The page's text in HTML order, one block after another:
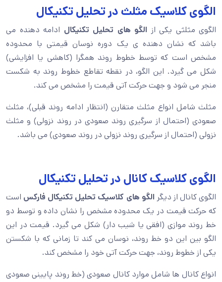
الگوی کلاسیک مثلث در تحلیل تکنیکال
الگوی مثلثی یکی از الگو های تحلیل تکنیکال ادامه دهنده می
باشد که نشان دهنده ی یک دوره نوسان قیمتی با محدوده
مشخص است که توسط خطوط روند همگرا (کاهشی یا افزایشی)
شکل می گیرد. این الگو، در نقطه تقاطع خطوط روند به شکست
منجر می شود و جهت حرکت آتی قیمت را مشخص می کند.
مثلث شامل انواع مثلث متقارن (انتظار ادامه روند قبلی)، مثلث
صعودی (احتمال از سرگیری روند صعودی در روند نزولی) و مثلث
نزولی (احتمال از سرگیری روند نزولی در روند صعودی) می باشد.
الگوی کلاسیک کانال در تحلیل تکنیکال
الگوی کانال از دیگر الگو های کلاسیک تحلیل تکنیکال فارکس است
که حرکت قیمت در یک محدوده مشخص را نشان داده و توسط دو
خط روند موازی (افقی یا شیب دار) شکل می گیرد. قیمت در این
الگو بین این دو خط روند، نوسان می کند تا زمانی که با شکستن
یکی از خطوط روند، جهت حرکت آتی خود را مشخص کند.
انواع کانال ها شامل موارد کانال صعودی (خط روند پایینی صعودی